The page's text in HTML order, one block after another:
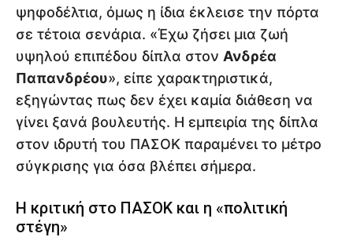
ψηφοδέλτια, όμως η ίδια έκλεισε την πόρτα
σε τέτοια σενάρια. «Έχω ζήσει μια ζωή
υψηλού επιπέδου δίπλα στον Ανδρέα
Παπανδρέου», είπε χαρακτηριστικά,
εξηγώντας πως δεν έχει καμία διάθεση να
γίνει ξανά βουλευτής. Η εμπειρία της δίπλα
στον ιδρυτή του ΠΑΣΟΚ παραμένει το μέτρο
σύγκρισης για όσα βλέπει σήμερα.
Η κριτική στο ΠΑΣΟΚ και η «πολιτική
στέγη»